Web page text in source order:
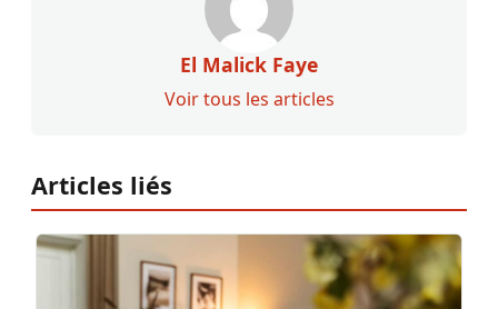
El Malick Faye
Voir tous les articles
Articles liés